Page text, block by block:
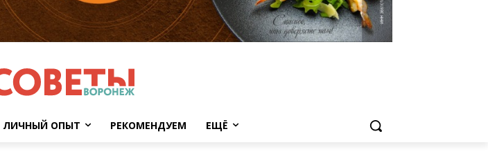
ЛИЧНЫЙ ОПЫТ РЕКОМЕНДУЕМ ЕЩЁ